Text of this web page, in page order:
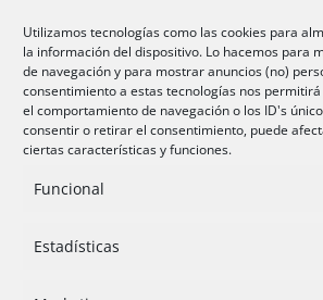
Utilizamos tecnologías como las cookies para
la información del dispositivo. Lo hacemos para
de navegación y para mostrar anuncios (no)
consentimiento a estas tecnologías nos
el comportamiento de navegación o los ID's
consentir o retirar el consentimiento, puede
ciertas características y funciones.
Funcional
Estadísticas
Aire acondicionado Alicante
Aire acondicionador Murcia
Aire acondicionado San Juan
Privacidad